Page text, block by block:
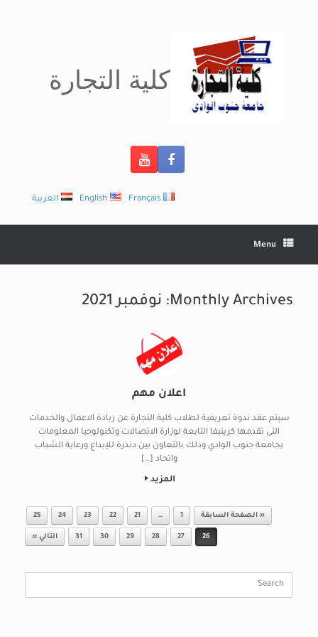
كلية التجارة
العربية English Français
Menu
Monthly Archives: نوفمبر 2021
اعلان مهم
سيتم عقد ندوة تعريفية لطلاب كلية التجارة عن ريادة الاعمال والخدمات
التى تقدمها كريتيفا التابعة لوزارة الاتصالات وتكنولوجيا المعلومات
بجامعة جنوب الوادي وذلك بالتعاون بين دندرة للإبداع ورعاية الشباب
واتحاد […]
المزيد
Post navigation
« الصفحة السابقة 1
…
21
22
23
24
25
26
27
28
29
30
31 التالي »